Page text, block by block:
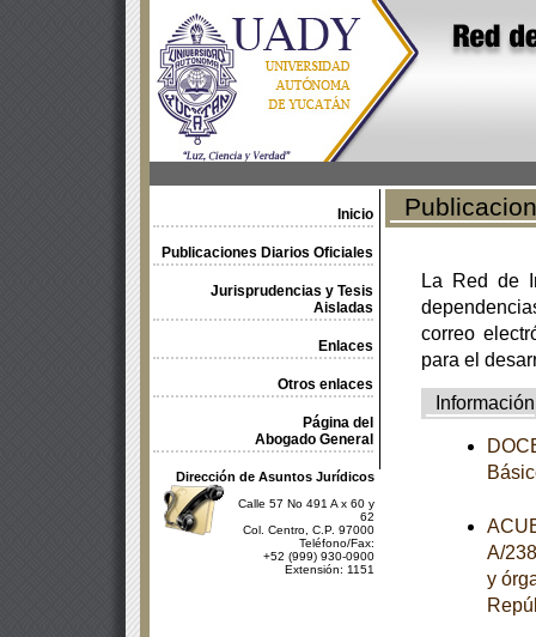
Inicio
Publicaciones Diarios Oficiales
Jurisprudencias y Tesis
Aisladas
Enlaces
Otros enlaces
Página del
Abogado General
Dirección de Asuntos Jurídicos
Calle 57 No 491 A x 60 y
62
Col. Centro, C.P. 97000
Teléfono/Fax:
+52 (999) 930-0900
Extensión: 1151
La Red de
correo
para el
Información
A/
y